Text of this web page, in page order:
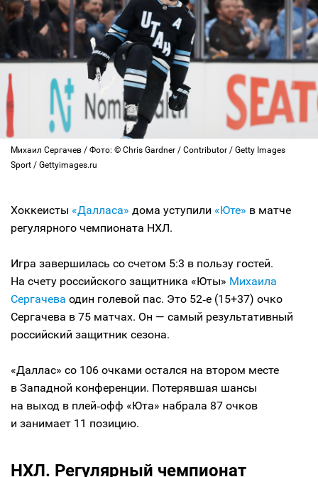
Михаил Сергачев / Фото: © Chris Gardner / Contributor / Getty Images
Sport / Gettyimages.ru
Хоккеисты «Далласа» дома уступили «Юте» в матче
регулярного чемпионата НХЛ.
Игра завершилась со счетом 5:3 в пользу гостей.
На счету российского защитника «Юты» Михаила
Сергачева один голевой пас. Это 52‑е (15+37) очко
Сергачева в 75 матчах. Он — самый результативный
российский защитник сезона.
«Даллас» со 106 очками остался на втором месте
в Западной конференции. Потерявшая шансы
на выход в плей‑офф «Юта» набрала 87 очков
и занимает 11 позицию.
НХЛ. Регулярный чемпионат